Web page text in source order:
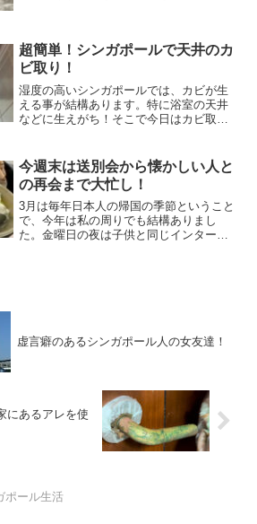
超簡単！シンガポールで天井のカ
ビ取り！
湿度の高いシンガポールでは、カビが生
える事が結構あります。特に浴室の天井
などに生えがち！そこで今日はカビ取り
る可能性があるので、マスク&メガネ着用
をおすすめします！液剤が...
今週末は送別会から懐かしい人と
の再会まで大忙し！
3月は毎年日本人の帰国の季節ということ
で、今年は私の周りでも結構ありまし
た。金曜日の夜は子供と同じインターだ
虚言癖のあるシンガポール人の女友達！
にあるアレを使
ポール生活